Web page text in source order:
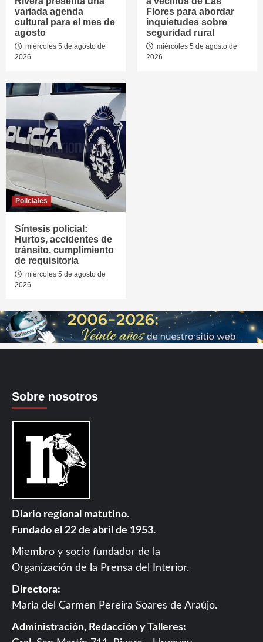
variada agenda
cultural para el mes de
agosto
miércoles 5 de agosto de
2026
Flores para abordar
inquietudes sobre
seguridad rural
miércoles 5 de agosto de
2026
Policiales
Síntesis policial:
Hurtos, accidentes de
tránsito, cumplimiento
de requisitoria
miércoles 5 de agosto de
2026
Sobre nosotros
Diario regional matutino.
Fundado el 22 de abril de 1953.
Miembro y socio fundador de la
Organización de la Prensa del Interior.
Directora:
María del Carmen Pereira Soares de Araújo.
Administración, Redacción y Talleres: